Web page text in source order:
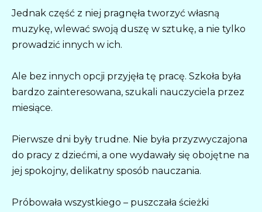
Jednak część z niej pragnęła tworzyć własną
muzykę, wlewać swoją duszę w sztukę, a nie tylko
prowadzić innych w ich.
Ale bez innych opcji przyjęła tę pracę. Szkoła była
bardzo zainteresowana, szukali nauczyciela przez
miesiące.
Pierwsze dni były trudne. Nie była przyzwyczajona
do pracy z dziećmi, a one wydawały się obojętne na
jej spokojny, delikatny sposób nauczania.
Próbowała wszystkiego – puszczała ścieżki